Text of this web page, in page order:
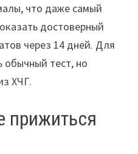
что даже самый
достоверный
через 14 дней. Для
обычный тест, но
ХЧГ.
прижиться